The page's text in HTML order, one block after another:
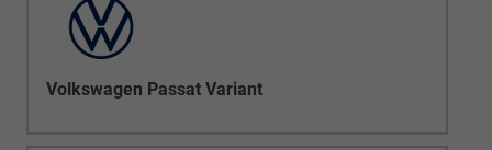
Volkswagen Passat Variant